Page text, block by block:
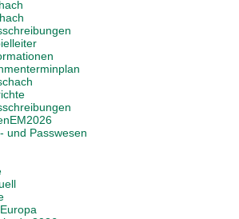
und Passwesen